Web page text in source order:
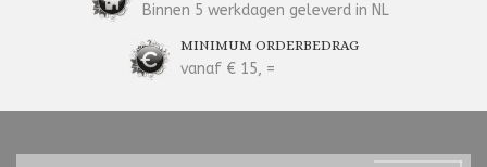
Binnen 5 werkdagen geleverd in NL
MINIMUM ORDERBEDRAG
vanaf € 15, =